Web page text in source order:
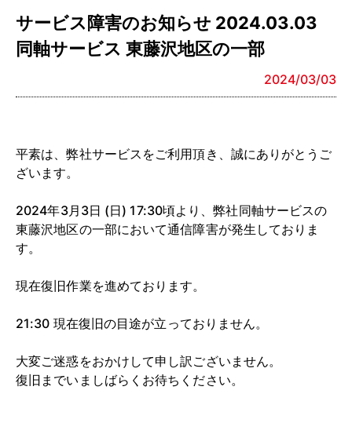
サービス障害のお知らせ 2024.03.03
同軸サービス 東藤沢地区の一部
2024/03/03
平素は、弊社サービスをご利用頂き、誠にありがとうご
ざいます。
2024年3月3日 (日) 17:30頃より、弊社同軸サービスの
東藤沢地区の一部において通信障害が発生しておりま
す。
現在復旧作業を進めております。
21:30 現在復旧の目途が立っておりません。
大変ご迷惑をおかけして申し訳ございません。
復旧までいましばらくお待ちください。